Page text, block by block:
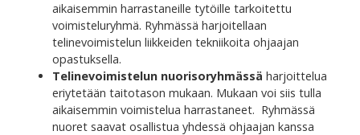
aikaisemmin harrastaneille tytöille tarkoitettu
voimisteluryhmä. Ryhmässä harjoitellaan
telinevoimistelun liikkeiden tekniikoita ohjaajan
opastuksella.
Telinevoimistelun nuorisoryhmässä harjoittelua
eriytetään taitotason mukaan. Mukaan voi siis tulla
aikaisemmin voimistelua harrastaneet. Ryhmässä
nuoret saavat osallistua yhdessä ohjaajan kanssa